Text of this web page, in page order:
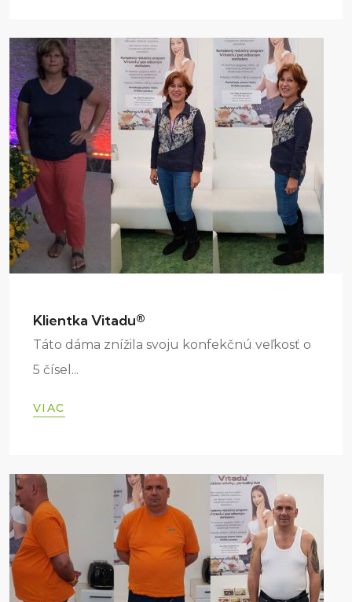
Klientka Vitadu®
Táto dáma znížila svoju konfekčnú veľkosť o
5 čísel...
VIAC